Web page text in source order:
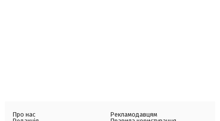
Про нас
Рекламодавцям